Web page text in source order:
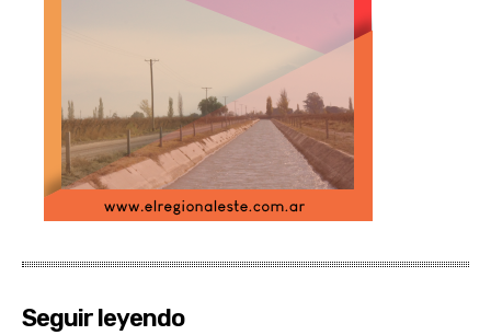
Seguir leyendo